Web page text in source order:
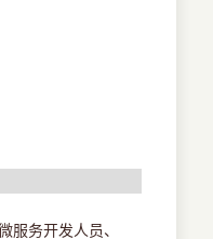
服务开发人员、